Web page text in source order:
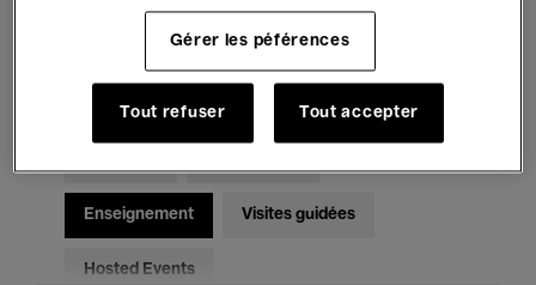
Musique classique Global Music
Enseignement Visites guidées
Hosted Events
Gérer les péférences
Tout refuser Tout accepter